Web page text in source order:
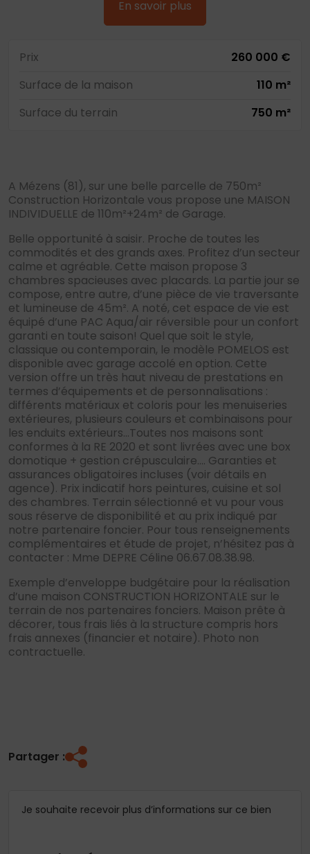
En savoir plus
Prix
260 000 €
Surface de la maison
110 m²
Surface du terrain
750 m²
A Mézens (81), sur une belle parcelle de 750m²
Construction Horizontale vous propose une MAISON
INDIVIDUELLE de 110m²+24m² de Garage.
Belle opportunité à saisir. Proche de toutes les
commodités et des grands axes. Profitez d’un secteur
calme et agréable. Cette maison propose 3
chambres spacieuses avec placards. La partie jour se
compose, entre autre, d’une pièce de vie traversante
et lumineuse de 45m². A noté, cet espace de vie est
équipé d’une PAC Aqua/air réversible pour un confort
garanti en toute saison! Quel que soit le style,
classique ou contemporain, le modèle POMELOS est
disponible avec garage accolé en option. Cette
version offre un très haut niveau de prestations en
termes d’équipements et de personnalisations :
différents matériaux et coloris pour les menuiseries
extérieures, plusieurs couleurs et combinaisons pour
les enduits extérieurs…Toutes nos maisons sont
conformes à la RE 2020 et sont livrées avec une box
domotique + gestion crépusculaire…. Garanties et
assurances obligatoires incluses (voir détails en
agence). Prix indicatif hors peintures, cuisine et sol
des chambres. Terrain sélectionné et vu pour vous
sous réserve de disponibilité et au prix indiqué par
notre partenaire foncier. Pour tous renseignements
complémentaires et étude de projet, n’hésitez pas à
contacter : Mme DEPRE Céline 06.67.08.38.98.
Exemple d’enveloppe budgétaire pour la réalisation
d’une maison CONSTRUCTION HORIZONTALE sur le
terrain de nos partenaires fonciers. Maison prête à
décorer, tous frais liés à la structure compris hors
frais annexes (financier et notaire). Photo non
contractuelle.
Partager :
Je souhaite recevoir plus d’informations sur ce bien